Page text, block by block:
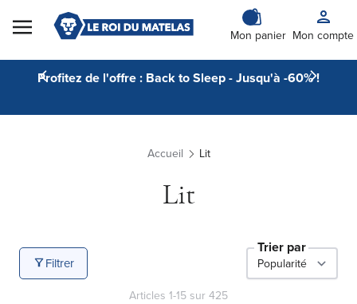
Skip to Content
Mon panier Mon compte
Profitez de l'offre : Back to Sleep - Jusqu'à -60% !
Accueil Lit
Lit
Filtrer
Trier par
Articles 1-15 sur 425